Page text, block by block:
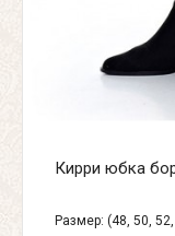
Кирри юбка
Размер: (48, 50,